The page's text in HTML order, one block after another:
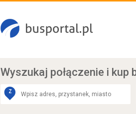
Wyszukaj połączenie i kup
Z